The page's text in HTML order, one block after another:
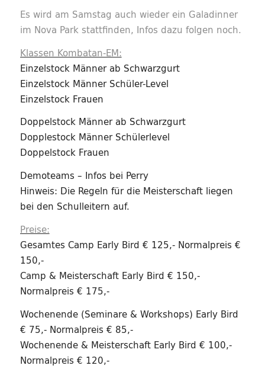
Es wird am Samstag auch wieder ein Galadinner
im Nova Park stattfinden, Infos dazu folgen noch.
Klassen Kombatan-EM:
Einzelstock Männer ab Schwarzgurt
Einzelstock Männer Schüler-Level
Einzelstock Frauen
Doppelstock Männer ab Schwarzgurt
Dopplestock Männer Schülerlevel
Doppelstock Frauen
Demoteams – Infos bei Perry
Hinweis: Die Regeln für die Meisterschaft liegen
bei den Schulleitern auf.
Preise:
Gesamtes Camp Early Bird € 125,- Normalpreis €
150,-
Camp & Meisterschaft Early Bird € 150,-
Normalpreis € 175,-
Wochenende (Seminare & Workshops) Early Bird
€ 75,- Normalpreis € 85,-
Wochenende & Meisterschaft Early Bird € 100,-
Normalpreis € 120,-